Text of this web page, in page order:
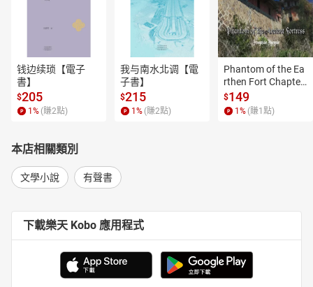
钱边续琐【電子
書】
$205
1 % (賺2點)
我与南水北调【電
子書】
$215
1 % (賺2點)
Phantom of the Ea
rthen Fort Chapter
4【有聲書】
$149
1 % (賺1 點)
本店相關類別
文學小說 有聲書
下載樂天 Kobo 應用程式